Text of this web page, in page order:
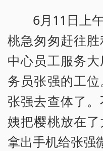
6月11日上
桃急匆匆赶往
中心员工服务
务员张强的工
张强去查体了
姨把樱桃放在了
拿出手机给张强